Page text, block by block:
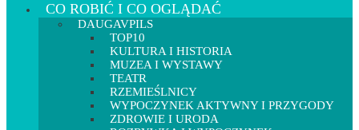
CO ROBIĆ I CO OGLĄDAĆ
DAUGAVPILS
TOP10
KULTURA I HISTORIA
MUZEA I WYSTAWY
TEATR
RZEMIEŚLNICY
WYPOCZYNEK AKTYWNY I PRZYGODY
ZDROWIE I URODA